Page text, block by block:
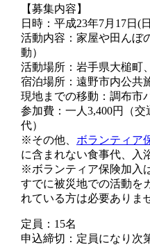
【募集内容】
日時：平成23年7月17日(
活動内容：家屋や田んぼ
動）
活動場所：岩手県大槌町
宿泊場所：遠野市内公共
現地までの移動：調布市
参加費：一人3,400円（
代）
※その他、 ボランティア
に含まれない食事代、入
※ボランティア保険加入
すでに被災地での活動を
れている方は必要ありま
定員：15名
申込締切：定員になり次